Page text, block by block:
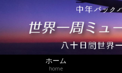
ホーム
home